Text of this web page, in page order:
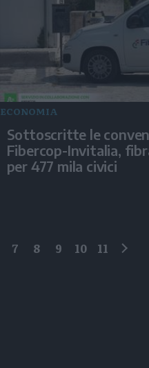
ECONOMIA
Sottoscritte le
Fibercop-Invitalia,
per 477 mila civici
7 8 9 10 11